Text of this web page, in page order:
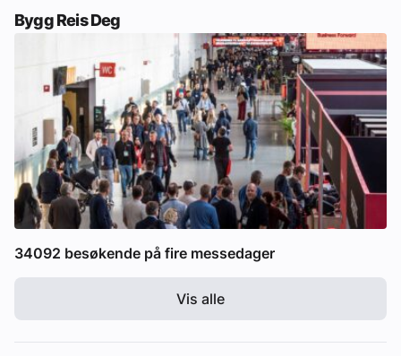
Bygg Reis Deg
34092 besøkende på fire messedager
Vis alle